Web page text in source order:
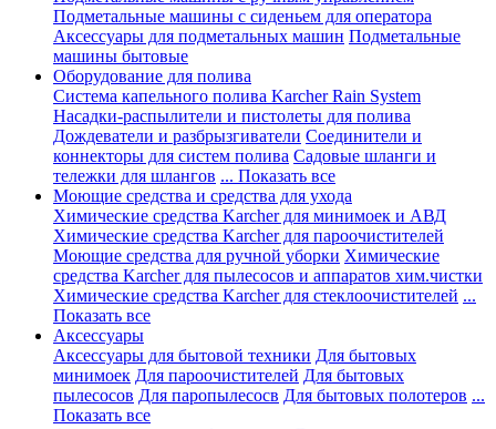
Подметальные машины с сиденьем для оператора
Аксессуары для подметальных машин Подметальные
машины бытовые
Оборудование для полива
Система капельного полива Karcher Rain System
Насадки-распылители и пистолеты для полива
Дождеватели и разбрызгиватели Соединители и
коннекторы для систем полива Садовые шланги и
тележки для шлангов ... Показать все
Моющие средства и средства для ухода
Химические средства Karcher для минимоек и АВД
Химические средства Karcher для пароочистителей
Моющие средства для ручной уборки Химические
средства Karcher для пылесосов и аппаратов хим.чистки
Химические средства Karcher для стеклоочистителей ...
Показать все
Аксессуары
Аксессуары для бытовой техники Для бытовых
минимоек Для пароочистителей Для бытовых
пылесосов Для паропылесосв Для бытовых полотеров ...
Показать все